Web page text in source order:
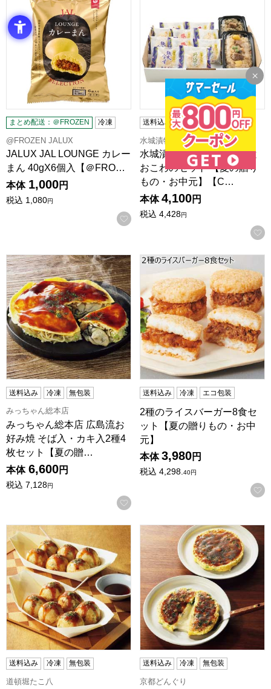
まとめ配送：＠FROZEN 冷凍
@FROZEN JALUX
JALUX JAL LOUNGE カレー
まん 40gX6個入【＠FRO…
本体 1,000円
税込 1,080円
お気に入りに登録する
送料込み 冷凍 エコ包装
水城漬物工房
水城漬物工房 信州おやきと
おこわのセット 【夏の贈り
もの・お中元】【C…
本体 4,100円
税込 4,428円
みっちゃん総本店 広島流お好み焼 そば入・カキ入2種4枚セ
送料込み 冷凍 無包装
みっちゃん総本店
みっちゃん総本店 広島流お
好み焼 そば入・カキ入2種4
枚セット【夏の贈…
本体 6,600円
税込 7,128円
お気に入りに登録する
2種のライスバーガー8食セ
送料込み 冷凍 エコ包装
2種のライスバーガー8食セ
ット【夏の贈りもの・お中
元】
本体 3,980円
税込 4,298.40円
道頓堀たこ八 冷凍たこ焼き6袋セット【夏の贈りもの・お中
送料込み 冷凍 無包装
道頓堀たこ八
京都どんぐり 京野菜の入っ
送料込み 冷凍 無包装
京都どんぐり